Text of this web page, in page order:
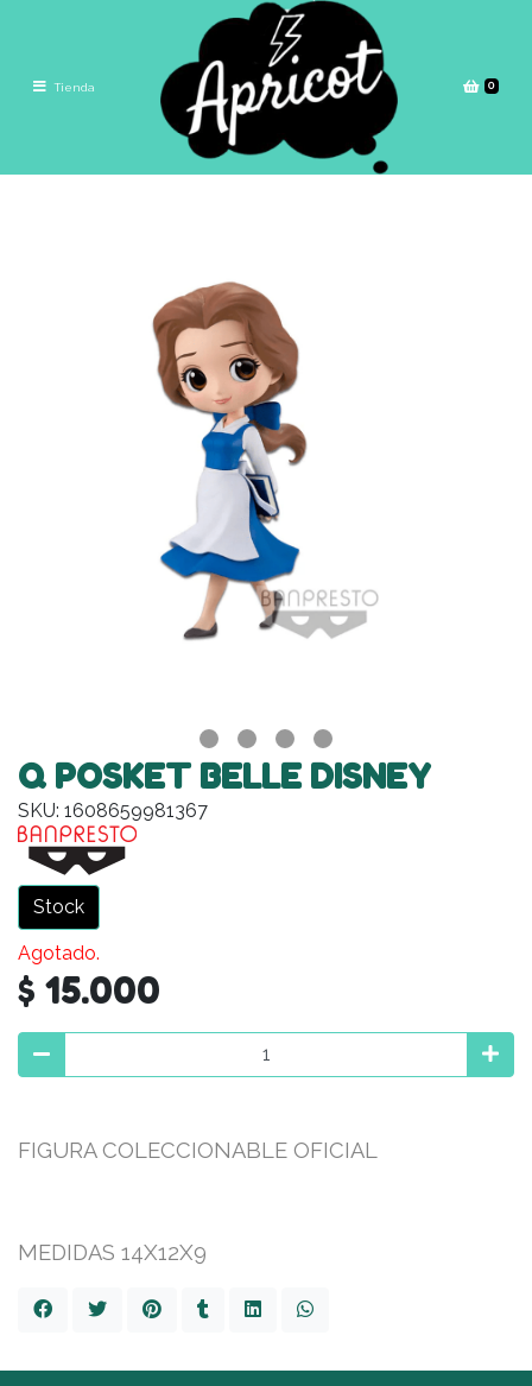
Tienda 0
Q POSKET BELLE DISNEY
SKU: 1608659981367
Stock
Agotado.
$ 15.000
FIGURA COLECCIONABLE OFICIAL
MEDIDAS 14X12X9